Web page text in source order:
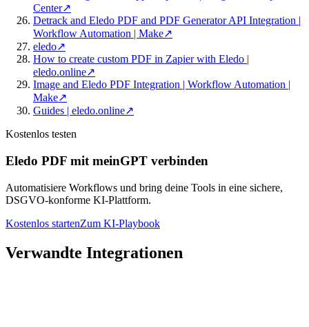
Center↗
Detrack and Eledo PDF and PDF Generator API Integration |
Workflow Automation | Make↗
eledo↗
How to create custom PDF in Zapier with Eledo |
eledo.online↗
Image and Eledo PDF Integration | Workflow Automation |
Make↗
Guides | eledo.online↗
Kostenlos testen
Eledo PDF mit meinGPT verbinden
Automatisiere Workflows und bring deine Tools in eine sichere,
DSGVO-konforme KI-Plattform.
Kostenlos startenZum KI-Playbook
Verwandte Integrationen